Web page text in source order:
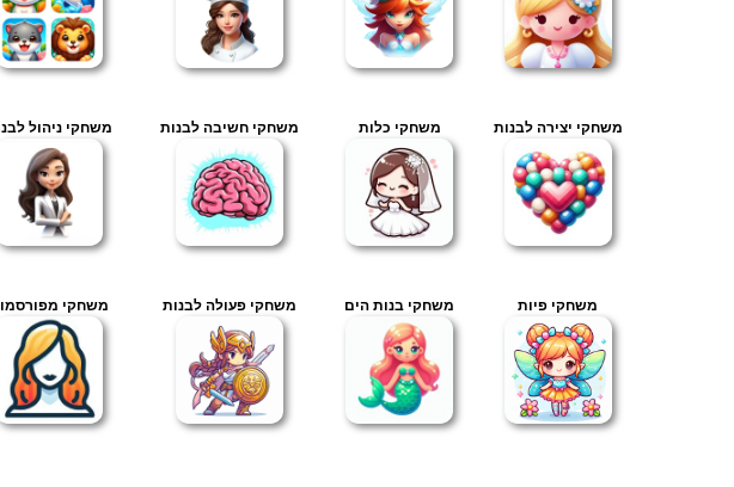
משחקי יצירה לבנות משחקי כלות משחקי חשיבה לבנות משחקי ניהול
משחקי פיות משחקי בנות הים משחקי פעולה לבנות משחקי